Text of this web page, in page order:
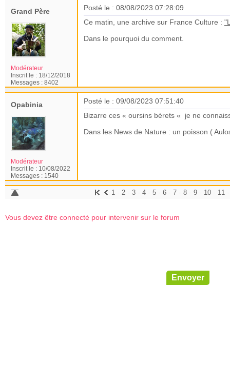
Grand Père
Modérateur
Inscrit le : 18/12/2018
Messages : 8402
Posté le : 08/08/2023 07:28:09
Ce matin, une archive sur France Culture :
Dans le pourquoi du comment.
Opabinia
Modérateur
Inscrit le : 10/08/2022
Messages : 1540
Posté le : 09/08/2023 07:51:40
Bizarre ces « oursins bérets « je ne
Dans les News de Nature : un poisson (
1 2- 3- 4- 5- 6- 7- 8- 9- 10- 11
Vous devez être connecté pour intervenir sur le forum